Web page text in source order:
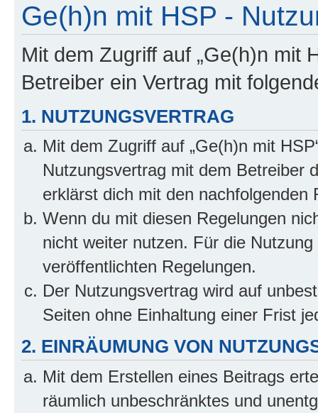
Ge(h)n mit HSP -
Mit dem Zugriff auf „Ge(h)n mit
Betreiber ein Vertrag mit
1. NUTZUNGSVERTRAG
Mit dem Zugriff auf „Ge(h)n mit
Nutzungsvertrag mit dem Betreiber
erklärst dich mit den nachfolgenden
Wenn du mit diesen Regelungen
nicht weiter nutzen. Für die
veröffentlichten Regelungen.
Der Nutzungsvertrag wird auf
Seiten ohne Einhaltung einer Frist
2. EINRÄUMUNG VON
Mit dem Erstellen eines Beitrags
räumlich unbeschränktes und